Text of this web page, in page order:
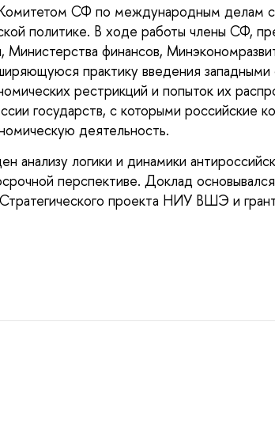
СФ по международным делам
политике. В ходе работы члены СФ,
Министерства финансов,
практику введения западными
рестрикций и попыток их
государств, с которыми российские
деятельность.
логики и динамики
перспективе. Доклад
проекта НИУ ВШЭ и